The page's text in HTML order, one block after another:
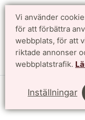
Vi använder
för att förbättra
webbplats, för att
riktade annonser
webbplatstrafik.
Inställningar
Förkunskapskontroll